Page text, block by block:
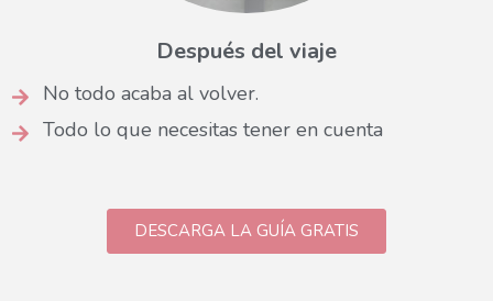
Después del viaje
No todo acaba al volver.
Todo lo que necesitas tener en cuenta
DESCARGA LA GUÍA GRATIS